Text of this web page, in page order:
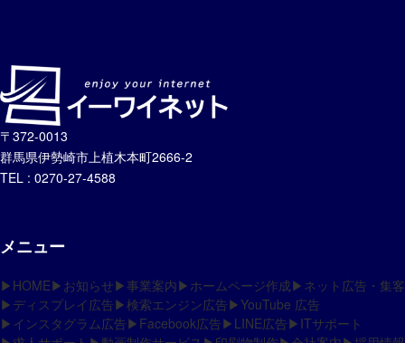
〒372-0013
群馬県伊勢崎市上植木本町2666-2
TEL : 0270-27-4588
メニュー
▶HOME▶お知らせ▶事業案内▶ホームページ作成▶ネット広告・集客
▶ディスプレイ広告▶検索エンジン広告▶YouTube 広告
▶インスタグラム広告▶Facebook広告▶LINE広告▶ITサポート